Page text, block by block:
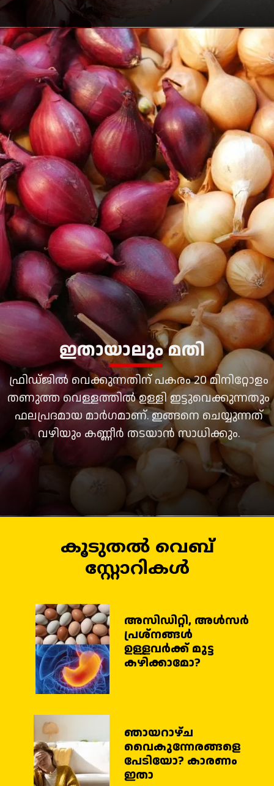
ഫ്രിഡ്ജില്‍ വെക്കുന്നതിന് പകരം 20 മിനിറ്റോളം
തണുത്ത വെള്ളത്തില്‍ ഉള്ളി ഇട്ടുവെക്കുന്നതും
ഫലപ്രദമായ മാര്‍ഗമാണ്. ഇങ്ങനെ ചെയ്യുന്നത്
വഴിയും കണ്ണീര്‍ തടയാന്‍ സാധിക്കും.
ഇതായാലും മതി
കൂടുതൽ വെബ്
സ്റ്റോറികൾ
അസിഡിറ്റി, അള്‍സര്‍
പ്രശ്‌നങ്ങള്‍
ഉള്ളവര്‍ക്ക് മുട്ട
ഞായറാഴ്ച
വൈകുന്നേരങ്ങളെ
പേടിയോ? കാരണം